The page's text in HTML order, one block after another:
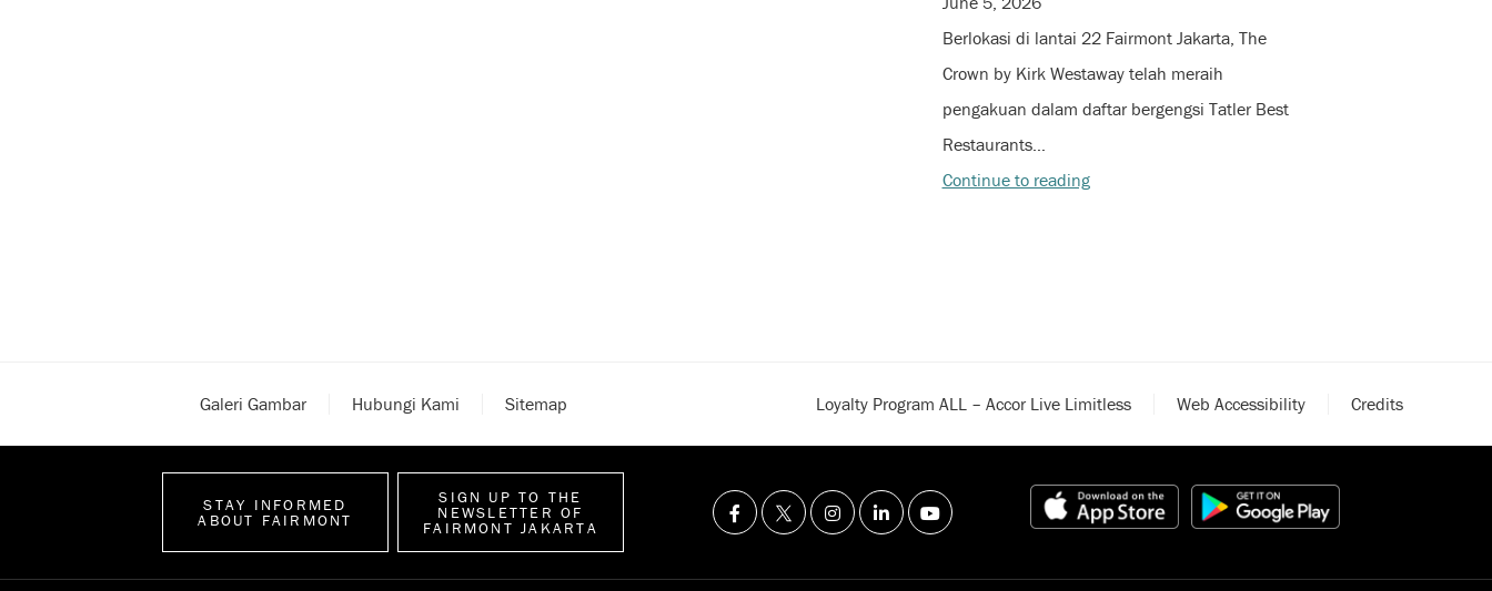
Berlokasi di lantai 22 Fairmont Jakarta, The
Crown by Kirk Westaway telah meraih
pengakuan dalam daftar bergengsi Tatler Best
Restaurants…
Continue to reading
Galeri Gambar Hubungi Kami Sitemap Loyalty Program ALL – Accor Live Limitless Web Accessibility Credits
STAY INFORMED
ABOUT FAIRMONT
SIGN UP TO THE
NEWSLETTER OF
FAIRMONT JAKARTA